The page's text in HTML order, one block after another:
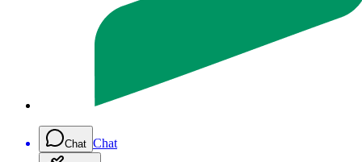
Chat Chat